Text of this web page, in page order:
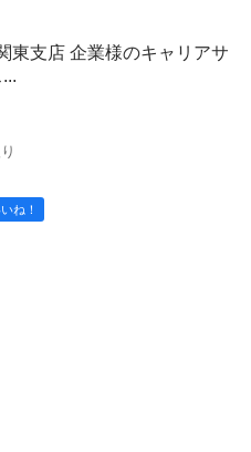
東支店 企業様のキャリアサ
ね！